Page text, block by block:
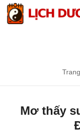
Mơ thấy